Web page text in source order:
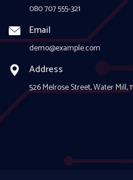
080 707 555-321
Email
demo@example.com
Address
526 Melrose Street, Water Mill,